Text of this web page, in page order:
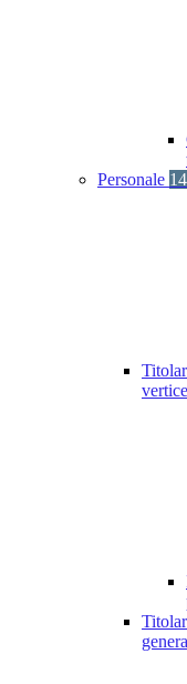
Personale
vertice